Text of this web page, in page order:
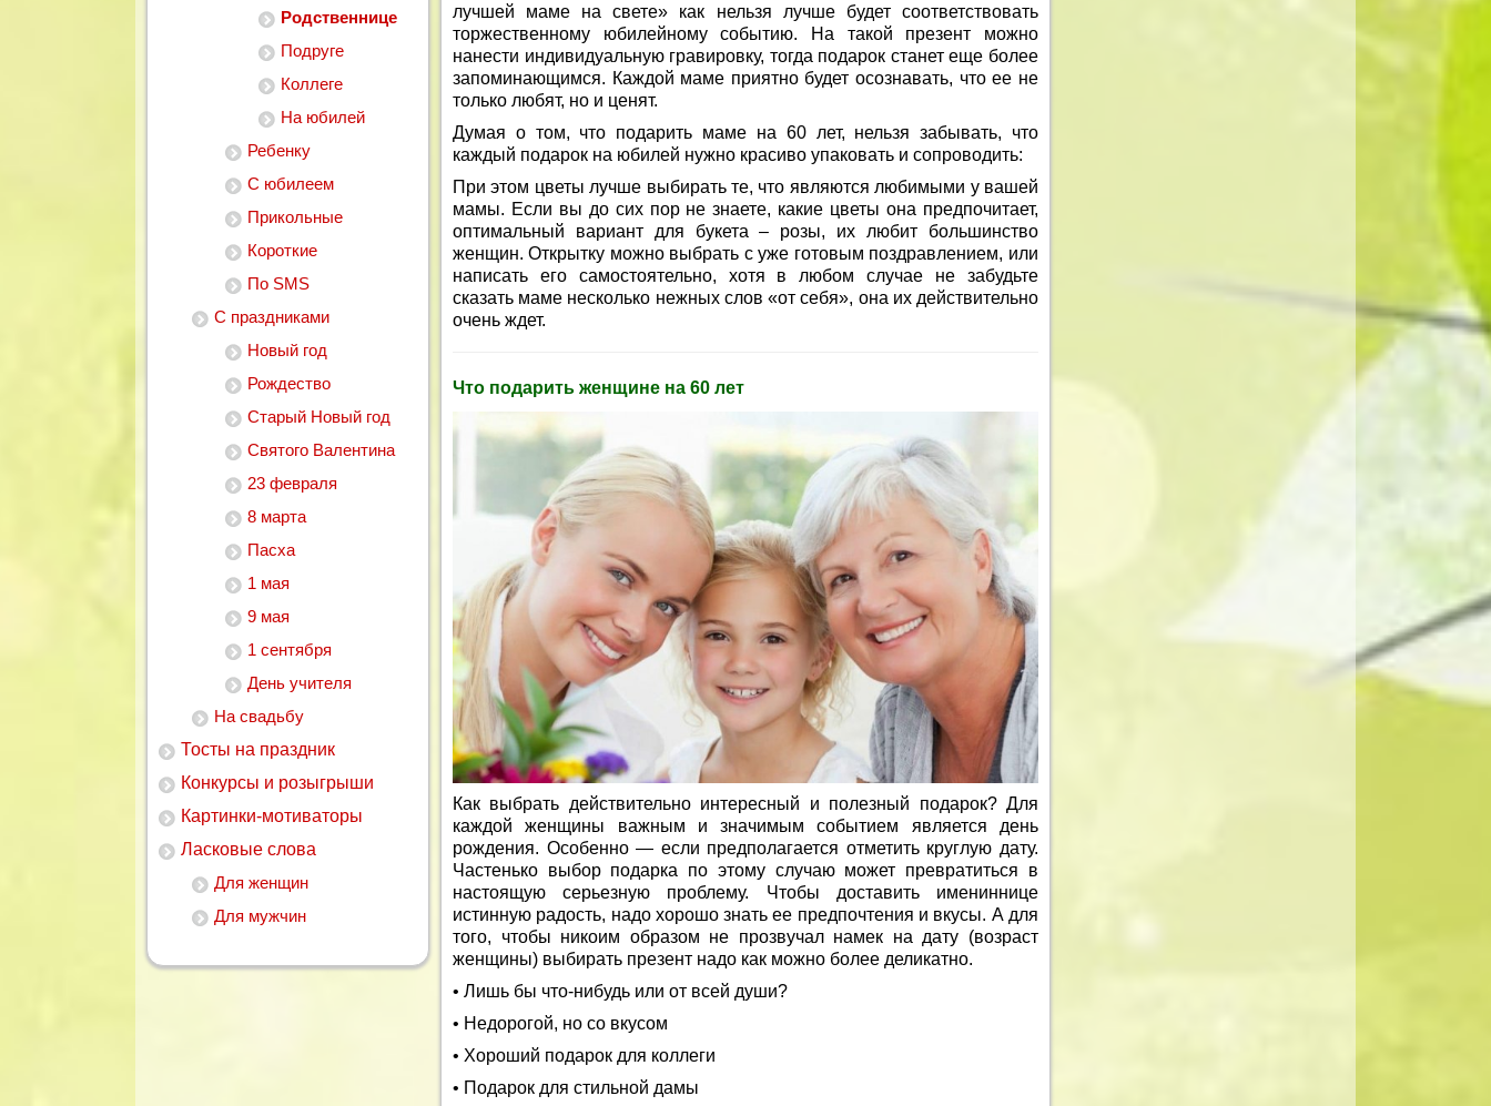
Родственнице
Подруге
Коллеге
На юбилей
Ребенку
С юбилеем
Прикольные
Короткие
По SMS
С праздниками
Новый год
Рождество
Старый Новый год
Святого Валентина
23 февраля
8 марта
Пасха
1 мая
9 мая
1 сентября
День учителя
На свадьбу
Тосты на праздник
Конкурсы и розыгрыши
Картинки-мотиваторы
Ласковые слова
Для женщин
Для мужчин
лучшей маме на свете» как нельзя лучше будет соответствовать
торжественному юбилейному событию. На такой презент можно
нанести индивидуальную гравировку, тогда подарок станет еще более
запоминающимся. Каждой маме приятно будет осознавать, что ее не
только любят, но и ценят.
Думая о том, что подарить маме на 60 лет, нельзя забывать, что
каждый подарок на юбилей нужно красиво упаковать и сопроводить:
При этом цветы лучше выбирать те, что являются любимыми у вашей
мамы. Если вы до сих пор не знаете, какие цветы она предпочитает,
оптимальный вариант для букета – розы, их любит большинство
женщин. Открытку можно выбрать с уже готовым поздравлением, или
написать его самостоятельно, хотя в любом случае не забудьте
сказать маме несколько нежных слов «от себя», она их действительно
очень ждет.
Что подарить женщине на 60 лет
Как выбрать действительно интересный и полезный подарок? Для
каждой женщины важным и значимым событием является день
рождения. Особенно — если предполагается отметить круглую дату.
Частенько выбор подарка по этому случаю может превратиться в
настоящую серьезную проблему. Чтобы доставить имениннице
истинную радость, надо хорошо знать ее предпочтения и вкусы. А для
того, чтобы никоим образом не прозвучал намек на дату (возраст
женщины) выбирать презент надо как можно более деликатно.
• Лишь бы что-нибудь или от всей души?
• Недорогой, но со вкусом
• Хороший подарок для коллеги
• Подарок для стильной дамы